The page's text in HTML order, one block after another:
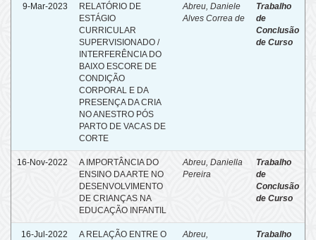
9-Mar-2023
RELATÓRIO DE
ESTÁGIO
CURRICULAR
SUPERVISIONADO /
INTERFERÊNCIA DO
BAIXO ESCORE DE
CONDIÇÃO
CORPORAL E DA
PRESENÇA DA CRIA
NO ANESTRO PÓS
PARTO DE VACAS DE
CORTE
Abreu, Daniele
Alves Correa de
Trabalho
de
Conclusão
de Curso
16-Nov-2022
A IMPORTÂNCIA DO
ENSINO DA ARTE NO
DESENVOLVIMENTO
DE CRIANÇAS NA
EDUCAÇÃO INFANTIL
Abreu, Daniella
Pereira
Trabalho
de
Conclusão
de Curso
16-Jul-2022
A RELAÇÃO ENTRE O
Abreu,
Trabalho